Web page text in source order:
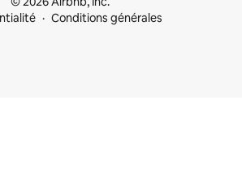
Conditions générales